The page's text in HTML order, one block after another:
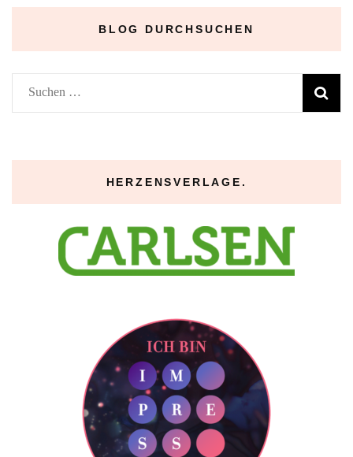
BLOG DURCHSUCHEN
Suchen
nach:
HERZENSVERLAGE.